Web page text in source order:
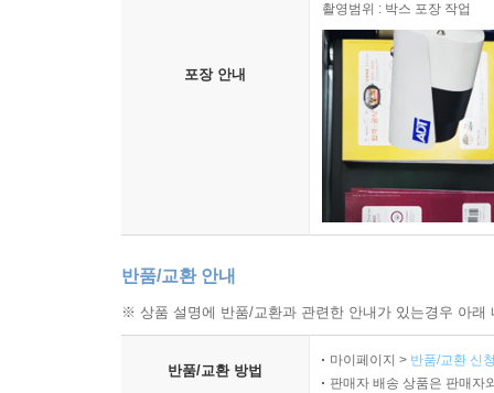
포장 안내
촬영범위 : 박스 포장 작업
반품/교환 안내
※ 상품 설명에 반품/교환과 관련한 안내가 있는경우 아
반품/교환 방법
마이페이지 > 반품/교환 신
판매자 배송 상품은 판매자